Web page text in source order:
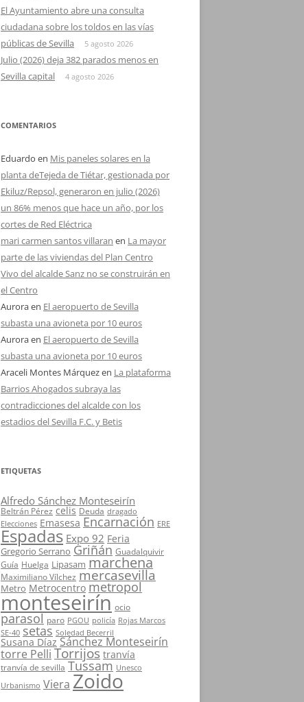
El Ayuntamiento abre una consulta
ciudadana sobre los toldos en las vías
públicas de Sevilla
5 agosto 2026
Julio (2026) deja 382 parados menos en
Sevilla capital
4 agosto 2026
COMENTARIOS
Eduardo en Mis paneles solares en la
planta deTejeda de Tiétar, gestionada por
Ekiluz/Repsol, generaron en julio (2026)
un 86% menos que hace un año, por los
cortes de Red Eléctrica
mari carmen santos villaran en La mayor
parte de las viviendas del Plan Centro
Vivo del alcalde Sanz no se construirán en
el Centro
Auroraen El aeropuerto de Sevilla
subasta una avioneta por 10 euros
Auroraen El aeropuerto de Sevilla
subasta una avioneta por 10 euros
Araceli Montes Márquezen La plataforma
Barrios Ahogados subraya las
contradicciones del alcalde con los
estadios del Sevilla F.C. y Betis
ETIQUETAS
Alfredo Sánchez Monteseirín
Beltrán Pérez celis Deuda dragado
Elecciones Emasesa Encarnación ERE
Espadas Expo 92 Feria
Gregorio Serrano Griñán Guadalquivir
Guía Huelga Lipasam marchena
Maximiliano Vílchez mercasevilla
Metro Metrocentro metropol
monteseirín ocio
parasol paro PGOU policía Rojas Marcos
SE-40 setas Soledad Becerril
Susana Díaz Sánchez Monteseirín
torre Pelli Torrijos tranvía
tranvía de sevilla Tussam Unesco
Urbanismo Viera Zoido